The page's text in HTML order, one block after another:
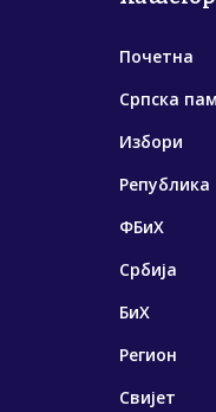
Почетна
Српска
Избори
Република
ФБиХ
Србија
БиХ
Регион
Свијет